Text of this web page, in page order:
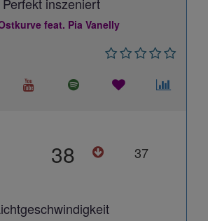
feat. Pia Vanelly
38 37